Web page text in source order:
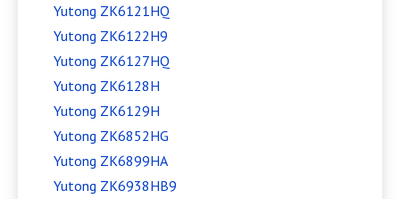
Yutong ZK6121HQ
Yutong ZK6122H9
Yutong ZK6127HQ
Yutong ZK6128H
Yutong ZK6129H
Yutong ZK6852HG
Yutong ZK6899HA
Yutong ZK6938HB9